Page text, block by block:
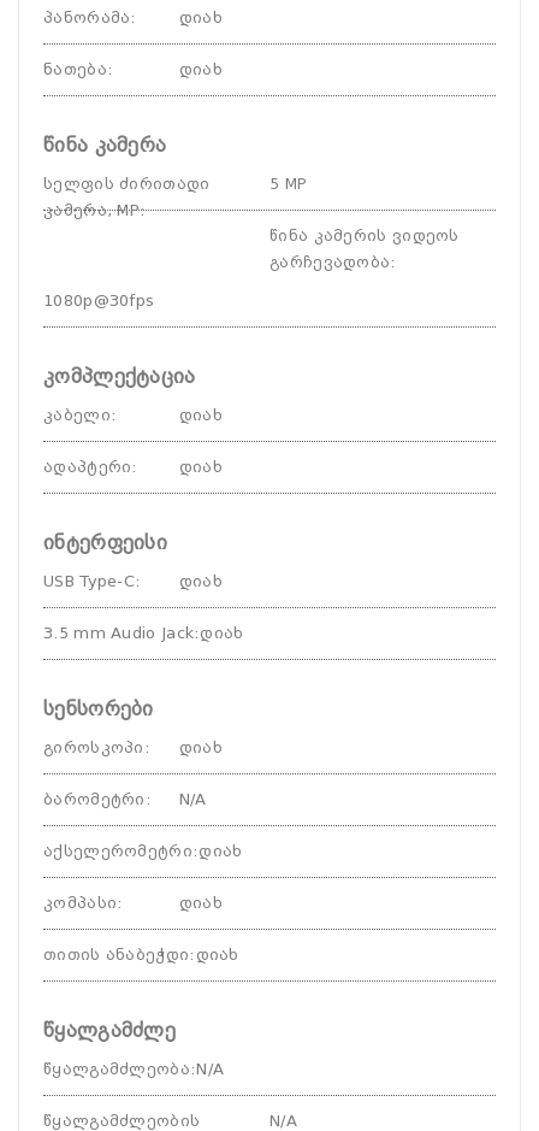
პანორამა: დიახ
ნათება: დიახ
წინა კამერა
სელფის ძირითადი
კამერა, MP:
5 MP
წინა კამერის ვიდეოს
გარჩევადობა:
1080p@30fps
კომპლექტაცია
კაბელი: დიახ
ადაპტერი: დიახ
ინტერფეისი
USB Type-C: დიახ
3.5 mm Audio Jack: დიახ
სენსორები
გიროსკოპი : დიახ
ბარომეტრი : N/A
აქსელერომეტრი: დიახ
კომპასი: დიახ
თითის ანაბეჭდი: დიახ
წყალგამძლე
წყალგამძლეობა:N/A
წყალგამძლეობის
N/A